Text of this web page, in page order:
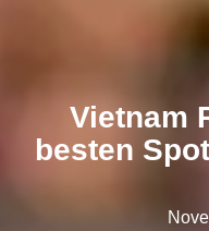
Vietnam
besten